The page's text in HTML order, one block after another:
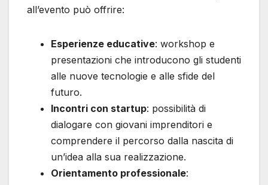
all’evento può offrire:
Esperienze educative: workshop e
presentazioni che introducono gli studenti
alle nuove tecnologie e alle sfide del
futuro.
Incontri con startup: possibilità di
dialogare con giovani imprenditori e
comprendere il percorso dalla nascita di
un’idea alla sua realizzazione.
Orientamento professionale: